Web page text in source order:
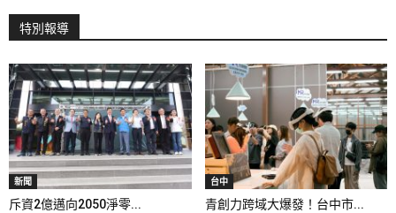
特別報導
新聞
斥資2億邁向2050淨零...
台中
青創力跨域大爆發！台中市...